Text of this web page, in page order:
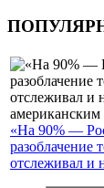
«На 90% —
разоблачение
отслеживал и
американским